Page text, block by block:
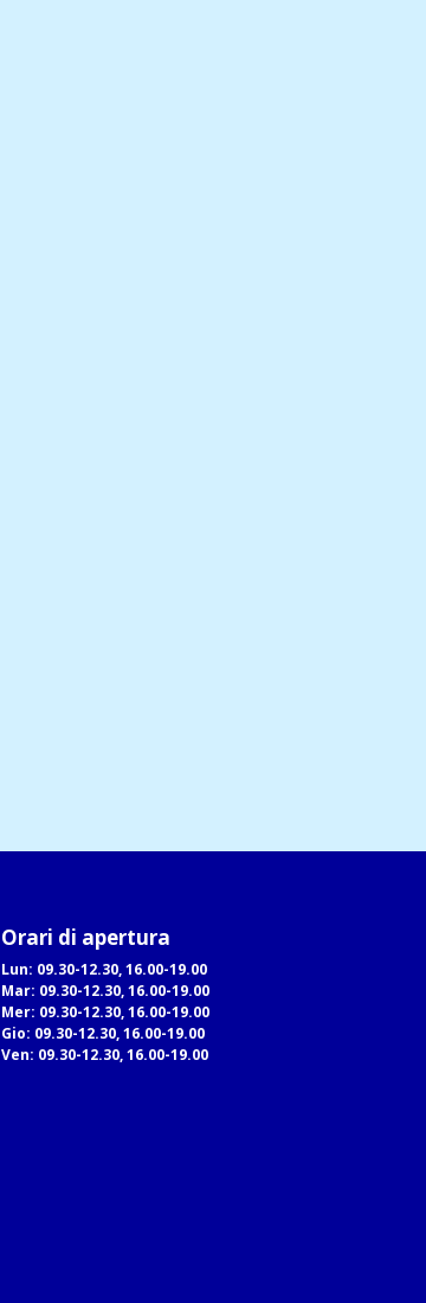
Orari di apertura
Lun: 09.30-12.30, 16.00-19.00
Mar: 09.30-12.30, 16.00-19.00
Mer: 09.30-12.30, 16.00-19.00
Gio: 09.30-12.30, 16.00-19.00
Ven: 09.30-12.30, 16.00-19.00